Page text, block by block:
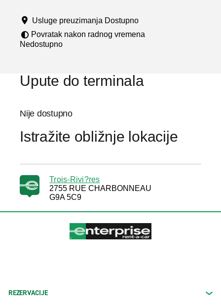
u
Usluge preuzimanja Dostupno
Povratak nakon radnog vremena
Nedostupno
Upute do terminala
Nije dostupno
Istražite obližnje lokacije
Trois-Rivi?res
2755 RUE CHARBONNEAU
G9A 5C9
REZERVACIJE